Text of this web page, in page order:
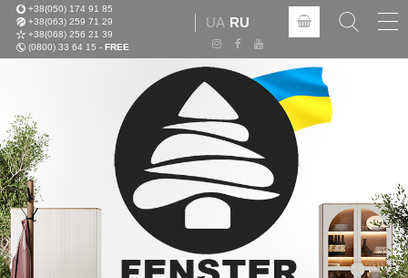
+38(050) 174 91 85
+38(063) 259 71 29
+38(068) 256 21 39
(0800) 33 64 15 - FREE
UA RU